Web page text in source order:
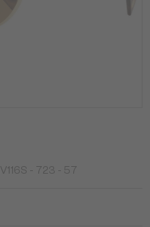
- 723 - 57